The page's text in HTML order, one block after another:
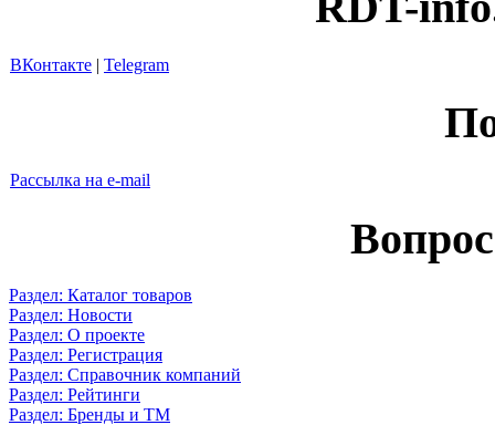
ВКонтакте | Telegram
Рассылка на e-mail
Раздел: Каталог товаров
Раздел: Новости
Раздел: О проекте
Раздел: Регистрация
Раздел: Справочник компаний
Раздел: Рейтинги
Раздел: Бренды и ТМ